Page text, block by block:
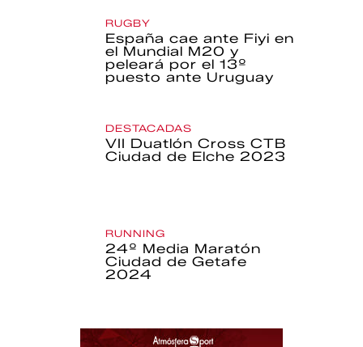
RUGBY
España cae ante Fiyi en
el Mundial M20 y
peleará por el 13º
puesto ante Uruguay
DESTACADAS
VII Duatlón Cross CTB
Ciudad de Elche 2023
RUNNING
24º Media Maratón
Ciudad de Getafe
2024